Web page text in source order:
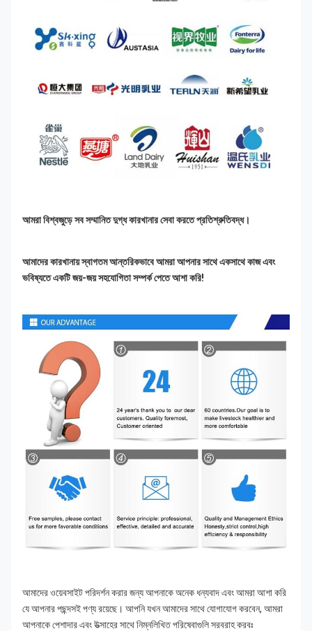
আমরা বিশ্বজুড়ে সব সম্মানিত দুগ্ধ কারখানার সেবা করতে প্রতিশ্রুতিবদ্ধ।
আমাদের কারখানায় স্বাগতম আন্তরিকভাবে আমরা আপনার সাথে একসাথে কাজ এবং
ভবিষ্যতে একটি জয়-জয় সহযোগিতা সম্পর্ক পেতে আশা করি!
আমাদের ওয়েবসাইট পরিদর্শন করার জন্য আপনাকে অনেক ধন্যবাদ এবং আমরা আশা করি
যে আপনার পছন্দসই পণ্য রয়েছে। আপনি যখন আমাদের সাথে যোগাযোগ করবেন, আমরা
আপনাকে পেশাদার এবং উত্সাহের সাথে নিম্নলিখিত পরিষেবাগুলি সরবরাহ করবঃ